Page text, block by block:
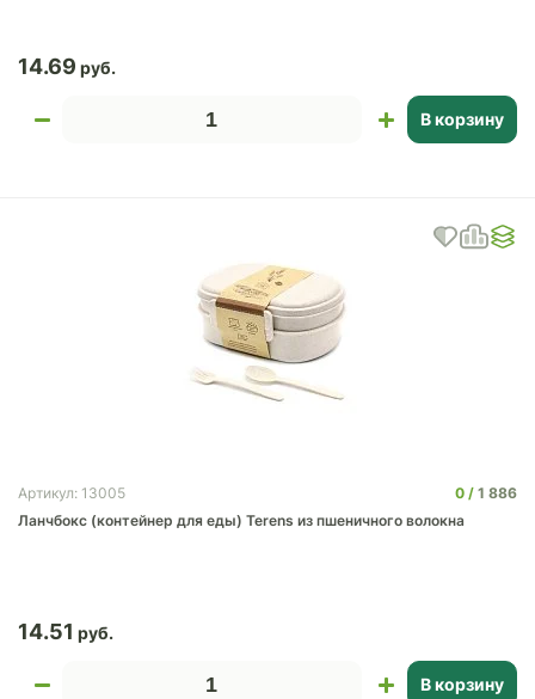
14.69
В корзину
Артикул: 13005 0
1 886
Ланчбокс (контейнер для еды) Terens из пшеничного волокна
14.51
В корзину